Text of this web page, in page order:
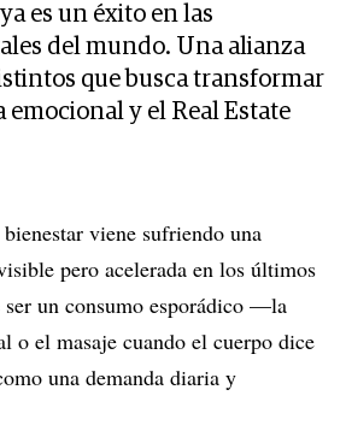
es un éxito en las
del mundo. Una alianza
que busca transformar
y el Real Estate
viene sufriendo una
pero acelerada en los últimos
ser un consumo esporádico —la
o el masaje cuando el cuerpo dice
una demanda diaria y